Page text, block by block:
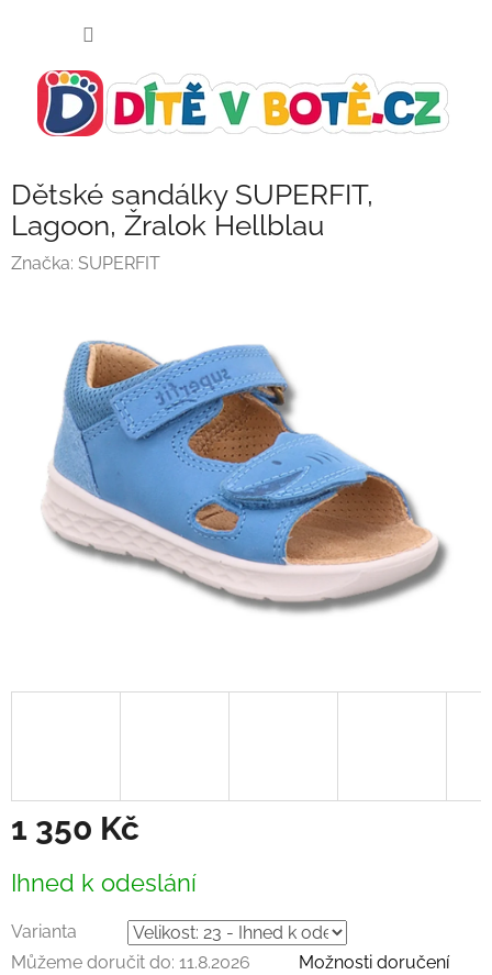
Dětské sandálky SUPERFIT,
Lagoon, Žralok Hellblau
Značka: SUPERFIT
1 350 Kč
cena:
Ihned k odeslání
Varianta
Můžeme doručit do: 11.8.2026 Možnosti doručení